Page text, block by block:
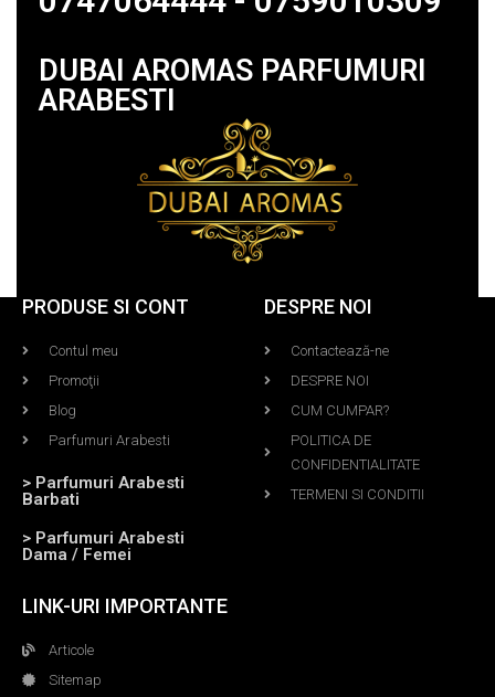
DUBAI AROMAS PARFUMURI
ARABESTI
PRODUSE SI CONT
Contul meu
Promoţii
Blog
Parfumuri Arabesti
> Parfumuri Arabesti
Barbati
> Parfumuri Arabesti
Dama / Femei
DESPRE NOI
Contactează-ne
DESPRE NOI
CUM CUMPAR?
POLITICA DE
CONFIDENTIALITATE
TERMENI SI CONDITII
LINK-URI IMPORTANTE
Articole
Sitemap